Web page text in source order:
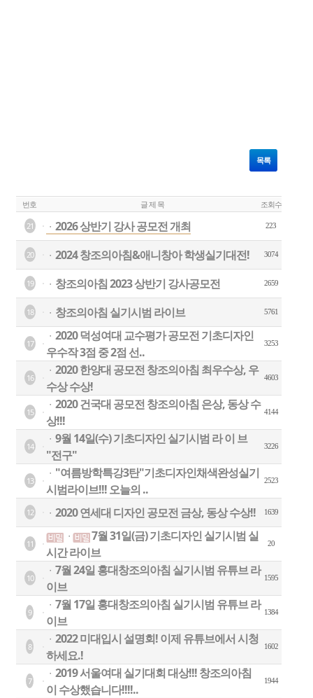
목록
번호 글 제 목 조회수
21 ㆍ 2026 상반기 강사 공모전 개최 223
20 ㆍ 2024 창조의아침&애니창아 학생실기대전! 3074
19 ㆍ 창조의아침 2023 상반기 강사공모전 2659
18 ㆍ 창조의아침 실기시범 라이브 5761
17
ㆍ 2020 덕성여대 교수평가 공모전 기초디자인
우수작 3점 중 2점 선..
3253
16
ㆍ 2020 한양대 공모전 창조의아침 최우수상, 우
수상 수상!
4603
15
ㆍ 2020 건국대 공모전 창조의아침 은상, 동상 수
상!!!
4144
14
ㆍ 9월 14일(수) 기초디자인 실기시범 라 이 브
"전구"
3226
13
ㆍ "여름방학특강3탄"기초디자인채색완성실기
시범라이브!!! 오늘의 ..
2523
12 ㆍ 2020 연세대 디자인 공모전 금상, 동상 수상!! 1639
11
ㆍ
7월 31일(금) 기초디자인 실기시범 실
시간 라이브
20
10
ㆍ 7월 24일 홍대창조의아침 실기시범 유튜브 라
이브
1595
9
ㆍ 7월 17일 홍대창조의아침 실기시범 유튜브 라
이브
1384
8
ㆍ 2022 미대입시 설명회! 이제 유튜브에서 시청
하세요.!
1602
7
ㆍ 2019 서울여대 실기대회 대상!!! 창조의아침
이 수상했습니다!!!!..
1944